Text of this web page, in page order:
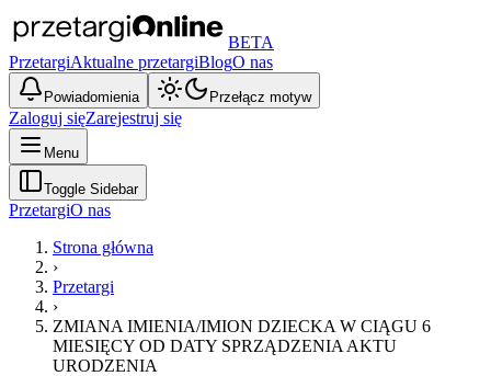
BETA
PrzetargiAktualne przetargiBlogO nas
Powiadomienia Przełącz motyw
Zaloguj sięZarejestruj się
Menu
Toggle Sidebar
PrzetargiO nas
Strona główna
›
Przetargi
›
ZMIANA IMIENIA/IMION DZIECKA W CIĄGU 6
MIESIĘCY OD DATY SPRZĄDZENIA AKTU
URODZENIA